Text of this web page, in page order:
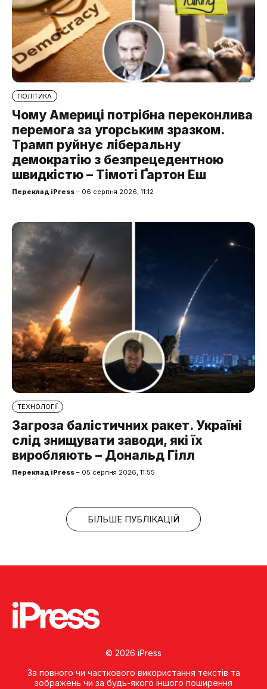
ПОЛІТИКА
Чому Америці потрібна переконлива
перемога за угорським зразком.
Трамп руйнує ліберальну
демократію з безпрецедентною
швидкістю – Тімоті Ґартон Еш
Переклад iPress – 06 серпня 2026, 11:12
ТЕХНОЛОГІЇ
Загроза балістичних ракет. Україні
слід знищувати заводи, які їх
виробляють – Дональд Гілл
Переклад iPress – 05 серпня 2026, 11:55
БІЛЬШЕ ПУБЛІКАЦІЙ
© 2026 iPress
За повного чи часткового використання текстів та
зображень чи за будь-якого іншого поширення